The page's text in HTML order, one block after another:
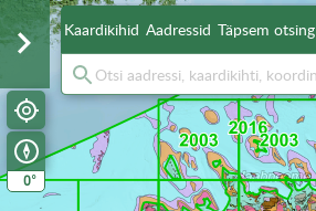
0°
Kaardikihid Aadressid Täpsem otsing